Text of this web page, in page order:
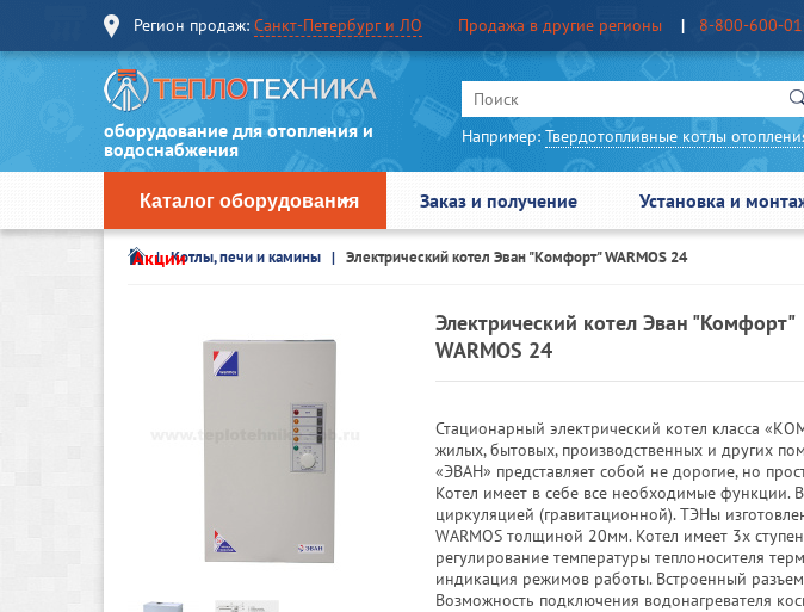
Регион продаж: Санкт-Петербург и ЛО Продажа в другие регионы 8-800-600-
оборудование для отопления и
водоснабжения
Например: Твердотопливные котлы
Каталог оборудования Заказ и получение Установка и
АкцииКотлы, печи и камины Электрический котел Эван "Комфорт" WARMOS 24
Электрический котел Эван "Комфорт"
WARMOS 24
Стационарный электрический котел класса
жилых, бытовых, производственных и других
«ЭВАН» представляет собой не дорогие, но
Котел имеет в себе все необходимые функции.
циркуляцией (гравитационной). ТЭНы
WARMOS толщиной 20мм. Котел имеет 3х
регулирование температуры теплоносителя
индикация режимов работы. Встроенный
Возможность подключения водонагревателя